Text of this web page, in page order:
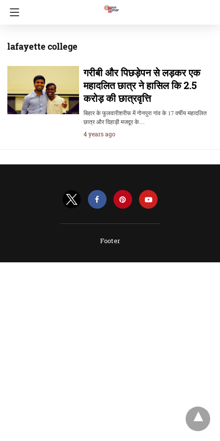
lafayette college
गरीबी और पिछड़ेपन से लड़कर एक
महादलित छात्र ने हासिल कि 2.5
करोड़ की छात्रवृत्ति
बिहार के फुलवारीशरीफ में गोनपुरा गांव के 17 वर्षीय महादलित
छात्र और दिहाड़ी मजदूर के…
4 years ago
Footer